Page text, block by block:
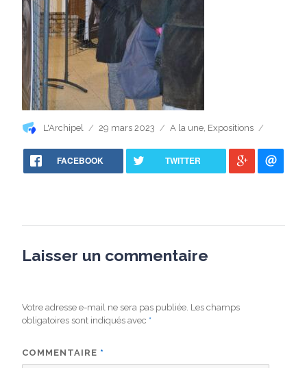
Auteur
L'Archipel
Publié
29 mars 2023 Catégories
A la une, Expositions
FACEBOOK TWITTER
Laisser un commentaire
Votre adresse e-mail ne sera pas publiée. Les champs
obligatoires sont indiqués avec *
COMMENTAIRE *